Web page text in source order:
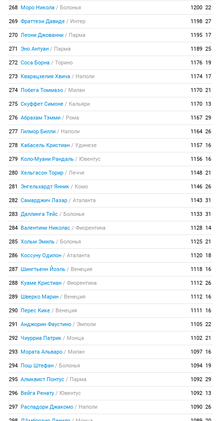
268 Моро Никола / Болонья 1200 22
269 Фраттези Давиде / Интер 1198 27
270 Леони Джованни / Парма 1195 17
271 Эно Антуан / Парма 1189 25
272 Соса Борна / Торино 1176 19
273 Кварацхелия Хвича / Наполи 1174 17
274 Побега Томмазо / Милан 1170 21
275 Скуффет Симоне / Кальяри 1170 13
276 Абрахам Тэмми / Рома 1167 29
277 Гилмор Билли / Наполи 1164 26
278 Кабасель Кристиан / Удинезе 1157 16
279 Коло-Муани Рандаль / Ювентус 1156 16
280 Хельгасон Торир / Лечче 1148 21
281 Энгельхардт Янник / Комо 1146 26
282 Самарджич Лазар / Аталанта 1143 31
283 Даллинга Тейс / Болонья 1133 31
284 Валентини Николас / Фиорентина 1128 14
285 Хольм Эмиль / Болонья 1125 21
286 Коссуну Одилон / Аталанта 1120 18
287 Шингтьенн Йоэль / Венеция 1118 16
288 Куаме Кристиан / Фиорентина 1112 26
289 Шверко Марин / Венеция 1112 16
290 Перес Кике / Венеция 1111 16
291 Анджорин Фаустино / Эмполи 1105 22
292 Чиурриа Патрик / Монца 1102 21
293 Мората Альваро / Милан 1097 16
294 Пош Штефан / Болонья 1094 19
295 Алмквист Понтус / Парма 1092 29
296 Вейга Ренату / Ювентус 1092 13
297 Распадори Джакомо / Наполи 1090 26